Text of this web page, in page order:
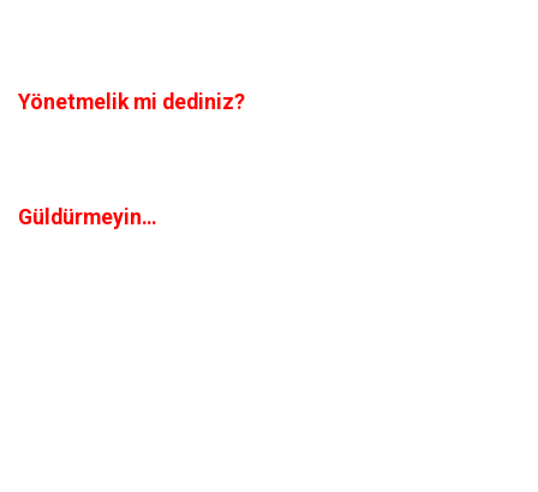
Yönetmelik mi dediniz?
Güldürmeyin…